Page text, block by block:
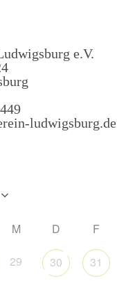
e.V.
ludwigsburg.de
M D F
29 30 31